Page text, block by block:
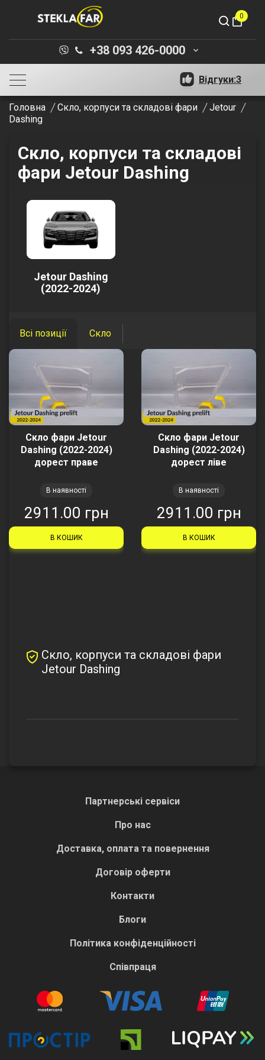
shopping_bag
0
+38 093 426-0000 keyboard_arrow_down
Відгуки:3
Головна Скло, корпуси та складові фари
Jetour
Dashing
Скло, корпуси та складові
фари Jetour Dashing
Jetour Dashing
(2022-2024)
Всі позиції Скло
Скло фари Jetour
Dashing (2022-2024)
дорест праве
В наявності
2911.00 грн
В КОШИК
Скло фари Jetour
Dashing (2022-2024)
дорест ліве
В наявності
2911.00 грн
В КОШИК
Скло, корпуси та складові фари
Jetour Dashing
Партнерські сервіси
Про нас
Доставка, оплата та повернення
Договір оферти
Контакти
Блоги
Політика конфіденційності
Співпраця